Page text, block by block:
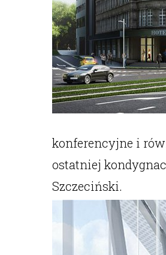
konferencyjne i
ostatniej
Szczeciński.